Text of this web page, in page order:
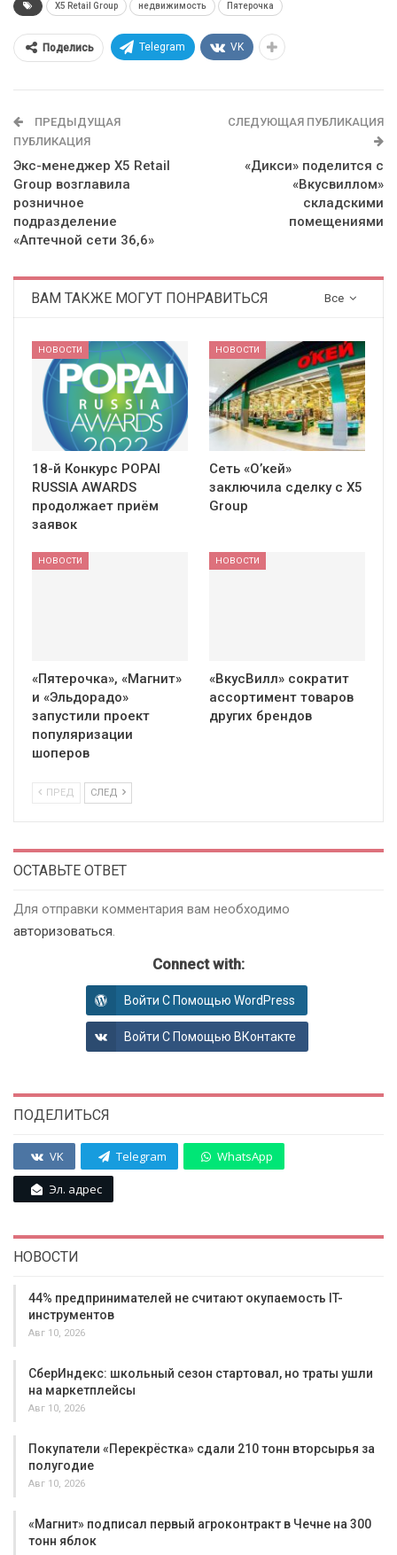
X5 Retail Group недвижимость Пятерочка
Поделись Telegram VK
ПРЕДЫДУЩАЯ
ПУБЛИКАЦИЯ
Экс-менеджер X5 Retail
Group возглавила
розничное
подразделение
«Аптечной сети 36,6»
СЛЕДУЮЩАЯ ПУБЛИКАЦИЯ
«Дикси» поделится с
«Вкусвиллом»
складскими
помещениями
Все
ВАМ ТАКЖЕ МОГУТ ПОНРАВИТЬСЯ
НОВОСТИ
18-й Конкурс POPAI
RUSSIA AWARDS
продолжает приём
заявок
НОВОСТИ
Сеть «О’кей»
заключила сделку с X5
Group
НОВОСТИ
«Пятерочка», «Магнит»
и «Эльдорадо»
запустили проект
популяризации
шоперов
НОВОСТИ
«ВкусВилл» сократит
ассортимент товаров
других брендов
ПРЕД СЛЕД
ОСТАВЬТЕ ОТВЕТ
Для отправки комментария вам необходимо
авторизоваться.
Connect with:
Войти С Помощью WordPress
Войти С Помощью ВКонтакте
ПОДЕЛИТЬСЯ
VK Telegram WhatsApp
Эл. адрес
НОВОСТИ
44% предпринимателей не считают окупаемость IT-
инструментов
Авг 10, 2026
СберИндекс: школьный сезон стартовал, но траты ушли
на маркетплейсы
Авг 10, 2026
Покупатели «Перекрёстка» сдали 210 тонн вторсырья за
полугодие
Авг 10, 2026
«Магнит» подписал первый агроконтракт в Чечне на 300
тонн яблок